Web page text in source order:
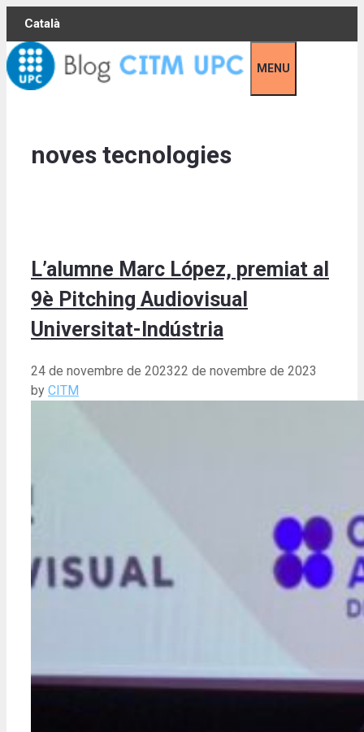
Skip
content
Català
MENU
noves tecnologies
L’alumne Marc López, premiat al
9è Pitching Audiovisual
Universitat-Indústria
24 de novembre de 202322 de novembre de 2023
by CITM